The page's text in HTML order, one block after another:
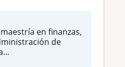
en finanzas,
de